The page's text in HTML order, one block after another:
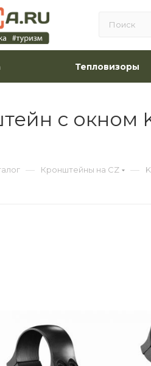
Тепловизоры
с окном
— Кронштейны на CZ —